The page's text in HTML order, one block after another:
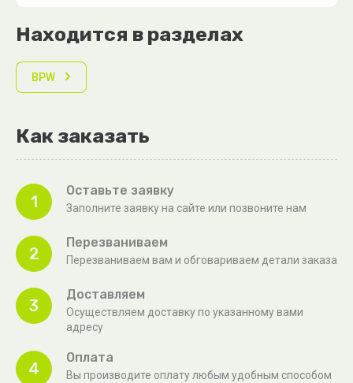
Находится в разделах
BPW
Как заказать
1
Оставьте заявку
Заполните заявку на сайте или позвоните нам
2
Перезваниваем
Перезваниваем вам и обговариваем детали заказа
3
Доставляем
Осуществляем доставку по указанному вами
адресу
4
Оплата
Вы производите оплату любым удобным способом